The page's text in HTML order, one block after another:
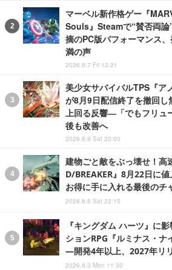
マーベル新作格ゲー『
Souls』Steamで“賛否両
摘のPC版パフォーマンス
満の声
2026.8.7 Fri 12:21
美少女サバイバルTPS『ア
が8月9日配信終了を撤回し
上回る反響―「でもフリュ
後も改善へ
2026.8.8 Sat 20:00
建物ごと敵をぶっ壊せ！高
D/BREAKER』8月22日に
お得に手に入れる最後のチ
2026.8.8 Sat 22:15
『キングダム ハーツ』に
ションRPG『ルミナス・ナ
―開発4年以上、2027年リ
2026.8.3 Mon 11:30